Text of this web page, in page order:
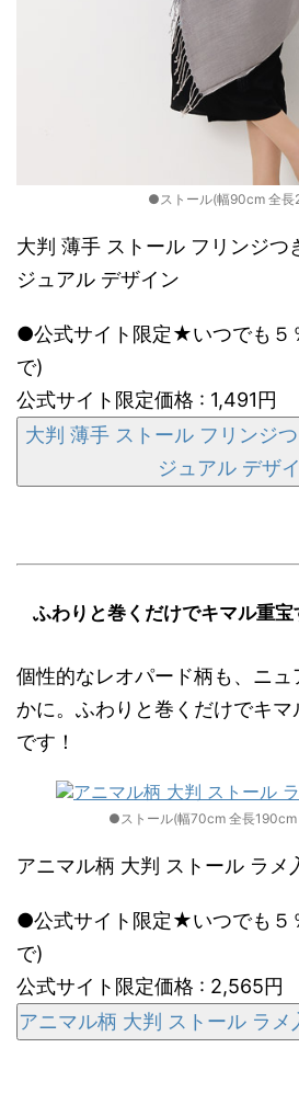
●ストール(幅90cm 全長
大判 薄手 ストール フリンジつ
ジュアル デザイン
●公式サイト限定★いつでも５
で)
公式サイト限定価格 : 1,491円
大判 薄手 ストール フリンジ
ジュアル デザ
ふわりと巻くだけでキマル重宝
個性的なレオパード柄も、ニ
かに。ふわりと巻くだけでキ
です！
●ストール(幅70cm 全長190cm
アニマル柄 大判 ストール ラ
●公式サイト限定★いつでも５
で)
公式サイト限定価格 : 2,565円
アニマル柄 大判 ストール ラ